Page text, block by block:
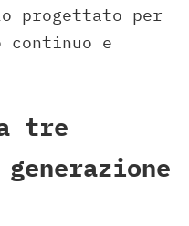
progettato per
continuo e
tre